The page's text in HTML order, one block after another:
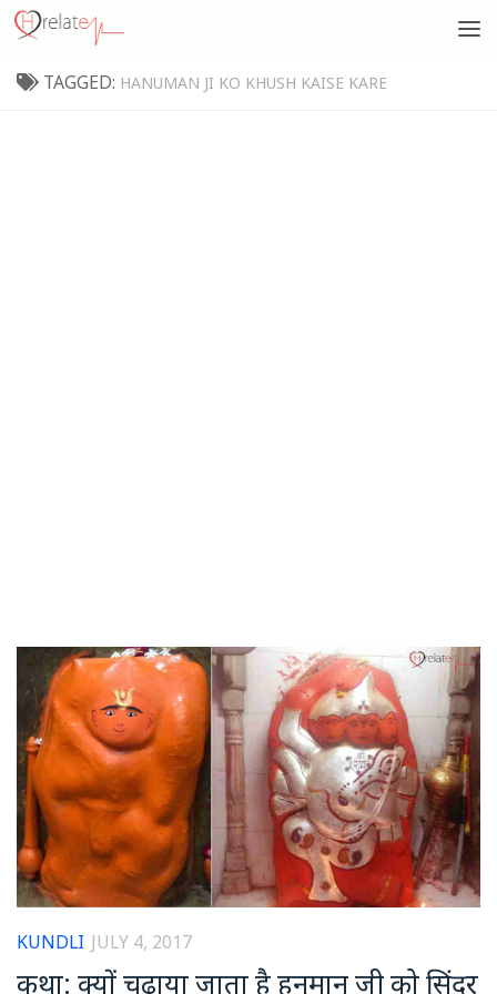
TAGGED: HANUMAN JI KO KHUSH KAISE KARE
KUNDLI JULY 4, 2017
कथा: क्यों चढ़ाया जाता है हनुमान जी को सिंदूर